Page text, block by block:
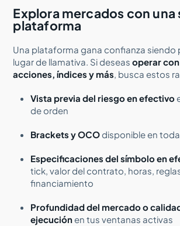
Explora mercados con una
plataforma
Una plataforma gana confianza siendo
lugar de llamativa. Si deseasoperar
acciones, índices y más, busca estos
Vista previa del riesgo en efectivo
de orden
Brackets y OCO disponible en
Especificaciones del símbolo en
tick, valor del contrato, horas,
financiamiento
Profundidad del mercado o
ejecución en tus ventanas activas